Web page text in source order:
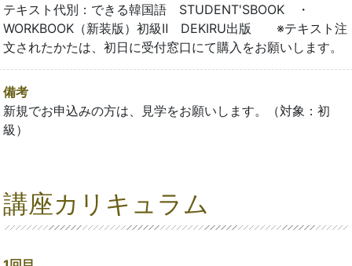
テキスト代別：できる韓国語 STUDENT'SBOOK ・
WORKBOOK（新装版）初級Ⅱ DEKIRU出版 ※テキスト注
文されたかたは、初日に受付窓口にて購入をお願いします。
備考
新規でお申込みの方は、見学をお願いします。（対象：初
級）
講座カリキュラム